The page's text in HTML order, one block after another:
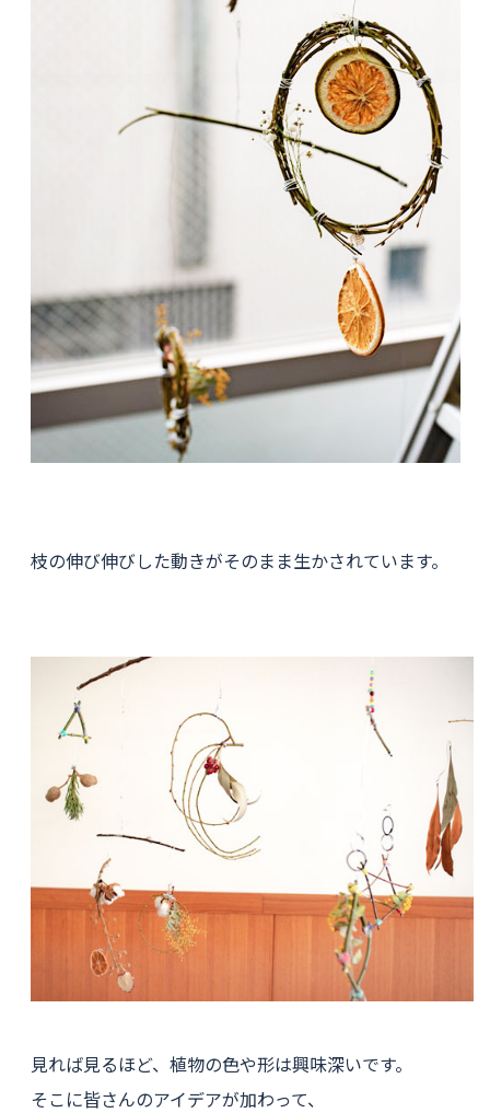
枝の伸び伸びした動きがそのまま生かされています。
見れば見るほど、植物の色や形は興味深いです。
そこに皆さんのアイデアが加わって、